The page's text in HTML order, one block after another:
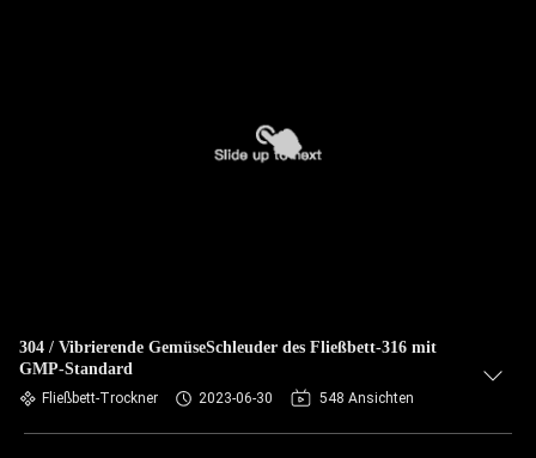
304 / Vibrierende GemüseSchleuder des Fließbett-316 mit
GMP-Standard
Fließbett-Trockner 2023-06-30 548 Ansichten